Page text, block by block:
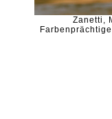
Zanetti,